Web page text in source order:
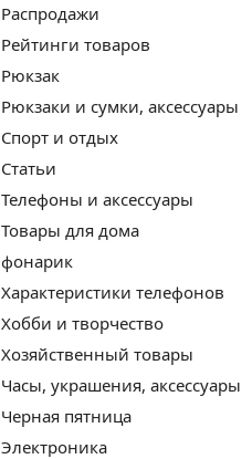
Распродажи
Рейтинги товаров
Рюкзак
Рюкзаки и сумки, аксессуары
Спорт и отдых
Статьи
Телефоны и аксессуары
Товары для дома
фонарик
Характеристики телефонов
Хобби и творчество
Хозяйственный товары
Часы, украшения, аксессуары
Черная пятница
Электроника